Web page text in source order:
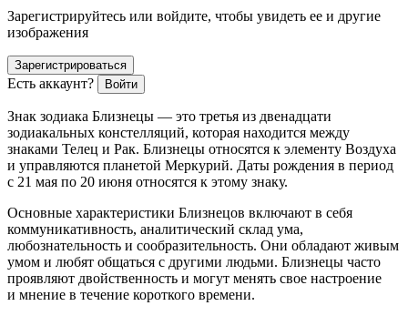
Зарегистрируйтесь или войдите, чтобы увидеть ее и другие
изображения
Зарегистрироваться
Есть аккаунт? Войти
Знак зодиака Близнецы — это третья из двенадцати
зодиакальных констелляций, которая находится между
знаками Телец и Рак. Близнецы относятся к элементу Воздуха
и управляются планетой Меркурий. Даты рождения в период
с 21 мая по 20 июня относятся к этому знаку.
Основные характеристики Близнецов включают в себя
коммуникативность, аналитический склад ума,
любознательность и сообразительность. Они обладают живым
умом и любят общаться с другими людьми. Близнецы часто
проявляют двойственность и могут менять свое настроение
и мнение в течение короткого времени.